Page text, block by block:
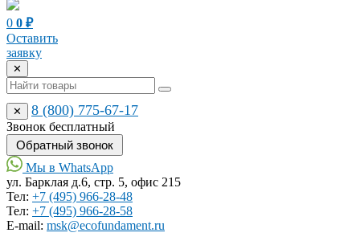
0 0 ₽
Оставить
заявку
✕
✕ 8 (800) 775-67-17
Звонок бесплатный
Мы в WhatsApp
ул. Барклая д.6, стр. 5, офис 215
Тел: +7 (495) 966-28-48
Тел: +7 (495) 966-28-58
Е-mail: msk@ecofundament.ru